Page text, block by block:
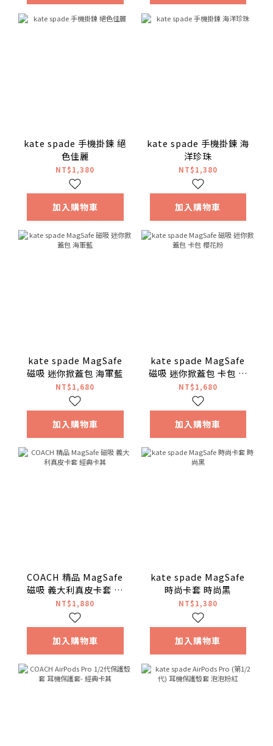
kate spade 手機掛鍊 絕
色佳麗
NT$1,380
加入購物車
kate spade 手機掛鍊 海
洋珍珠
NT$1,380
加入購物車
kate spade MagSafe
磁吸 迷你掀蓋包 海軍藍
NT$1,680
加入購物車
kate spade MagSafe
磁吸 迷你掀蓋包 卡包 櫻
花粉
NT$1,680
加入購物車
COACH 精品 MagSafe
磁吸 義大利真皮卡套 經
典卡其
NT$1,880
加入購物車
kate spade MagSafe
時尚卡套 時尚黑
NT$1,380
加入購物車